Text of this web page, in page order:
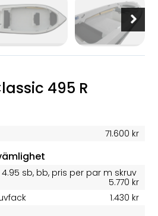
495 R
71.600 kr
sb, bb, pris per par m skruv
5.770 kr
1.430 kr